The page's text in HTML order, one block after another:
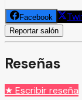
Facebook
Reportar salón
Reseñas
★ Escribir reseña